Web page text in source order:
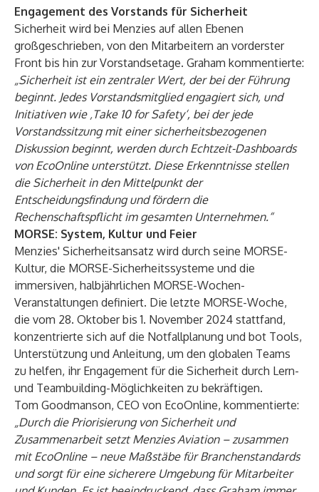
Engagement des Vorstands für Sicherheit
Sicherheit wird bei Menzies auf allen Ebenen
großgeschrieben, von den Mitarbeitern an vorderster
Front bis hin zur Vorstandsetage. Graham kommentierte:
„Sicherheit ist ein zentraler Wert, der bei der Führung
beginnt. Jedes Vorstandsmitglied engagiert sich, und
Initiativen wie ‚Take 10 for Safety‘, bei der jede
Vorstandssitzung mit einer sicherheitsbezogenen
Diskussion beginnt, werden durch Echtzeit-Dashboards
von EcoOnline unterstützt. Diese Erkenntnisse stellen
die Sicherheit in den Mittelpunkt der
Entscheidungsfindung und fördern die
Rechenschaftspflicht im gesamten Unternehmen.“
MORSE: System, Kultur und Feier
Menzies' Sicherheitsansatz wird durch seine MORSE-
Kultur, die MORSE-Sicherheitssysteme und die
immersiven, halbjährlichen MORSE-Wochen-
Veranstaltungen definiert. Die letzte MORSE-Woche,
die vom 28. Oktober bis 1. November 2024 stattfand,
konzentrierte sich auf die Notfallplanung und bot Tools,
Unterstützung und Anleitung, um den globalen Teams
zu helfen, ihr Engagement für die Sicherheit durch Lern-
und Teambuilding-Möglichkeiten zu bekräftigen.
Tom Goodmanson, CEO von EcoOnline, kommentierte:
„Durch die Priorisierung von Sicherheit und
Zusammenarbeit setzt Menzies Aviation – zusammen
mit EcoOnline – neue Maßstäbe für Branchenstandards
und sorgt für eine sicherere Umgebung für Mitarbeiter